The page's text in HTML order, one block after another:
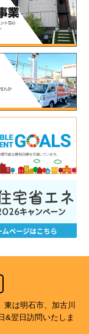
は明石市、加古川
&翌日訪問いたしま